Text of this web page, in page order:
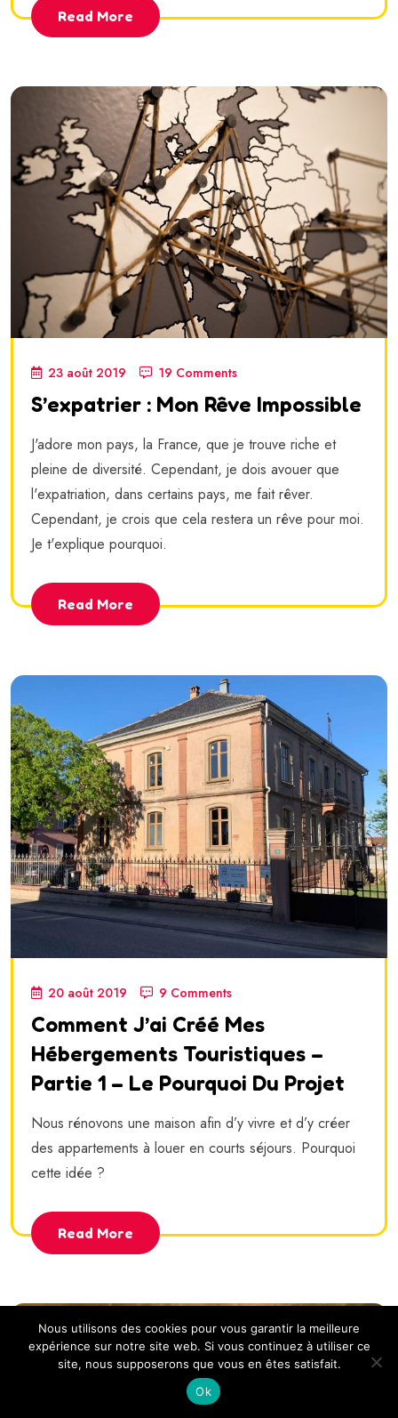
Read More
23 août 2019 19 Comments
S’expatrier : Mon Rêve Impossible
J'adore mon pays, la France, que je trouve riche et
pleine de diversité. Cependant, je dois avouer que
l'expatriation, dans certains pays, me fait rêver.
Cependant, je crois que cela restera un rêve pour moi.
Je t'explique pourquoi.
Read More
20 août 2019 9 Comments
Comment J’ai Créé Mes
Hébergements Touristiques –
Partie 1 – Le Pourquoi Du Projet
Nous rénovons une maison afin d’y vivre et d’y créer
des appartements à louer en courts séjours. Pourquoi
cette idée ?
Read More
Nous utilisons des cookies pour vous garantir la meilleure
expérience sur notre site web. Si vous continuez à utiliser ce
site, nous supposerons que vous en êtes satisfait.
Ok